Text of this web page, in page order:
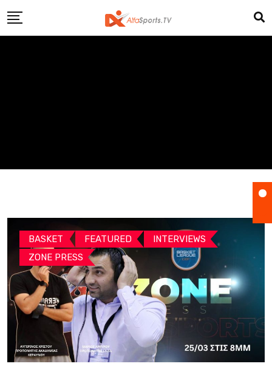
to
BASKET FEATURED
INTERVIEWS
ZONE PRESS